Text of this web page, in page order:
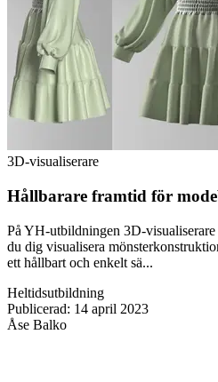
3D-visualiserare
Hållbarare framtid för
På YH-utbildningen 3D-
du dig visualisera
ett hållbart och enkelt sä...
Heltidsutbildning
Publicerad: 14 april 2023
Åse Balko